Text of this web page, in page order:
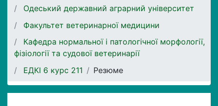
Одеський державний аграрний університет
Факультет ветеринарної медицини
Кафедра нормальної і патологічної морфології,
фізіології та судової ветеринарії
ЕДКІ 6 курс 211
Резюме